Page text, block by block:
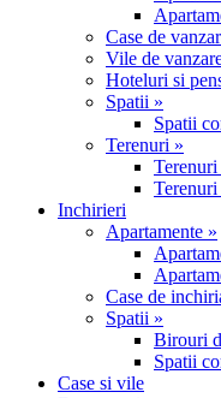
Case de
Vile de
Hoteluri si
Spatii »
Spatii
Terenuri »
Inchirieri
Apartamente »
Case de
Spatii »
Birouri
Spatii
Case si vile